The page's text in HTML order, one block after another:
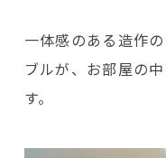
一体感のある造作
ブルが、お部屋の
す。